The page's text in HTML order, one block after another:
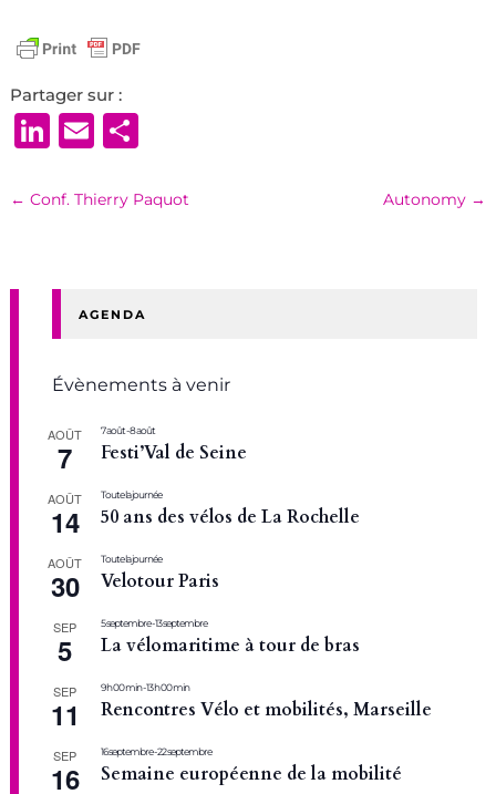
Partager sur :
LinkedIn
EmailPartager
← Conf. Thierry Paquot Autonomy →
AGENDA
Évènements à venir
AOÛT
7
7 août-8 août
Festi’Val de Seine
AOÛT
14
Toute la journée
50 ans des vélos de La Rochelle
AOÛT
30
Toute la journée
Velotour Paris
SEP
5
5 septembre-13 septembre
La vélomaritime à tour de bras
SEP
11
9 h 00 min-13 h 00 min
Rencontres Vélo et mobilités, Marseille
SEP
16
16 septembre-22 septembre
Semaine européenne de la mobilité